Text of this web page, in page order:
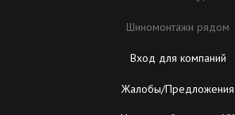
Шиномонтажи рядом
Вход для компаний
Жалобы/Предложения